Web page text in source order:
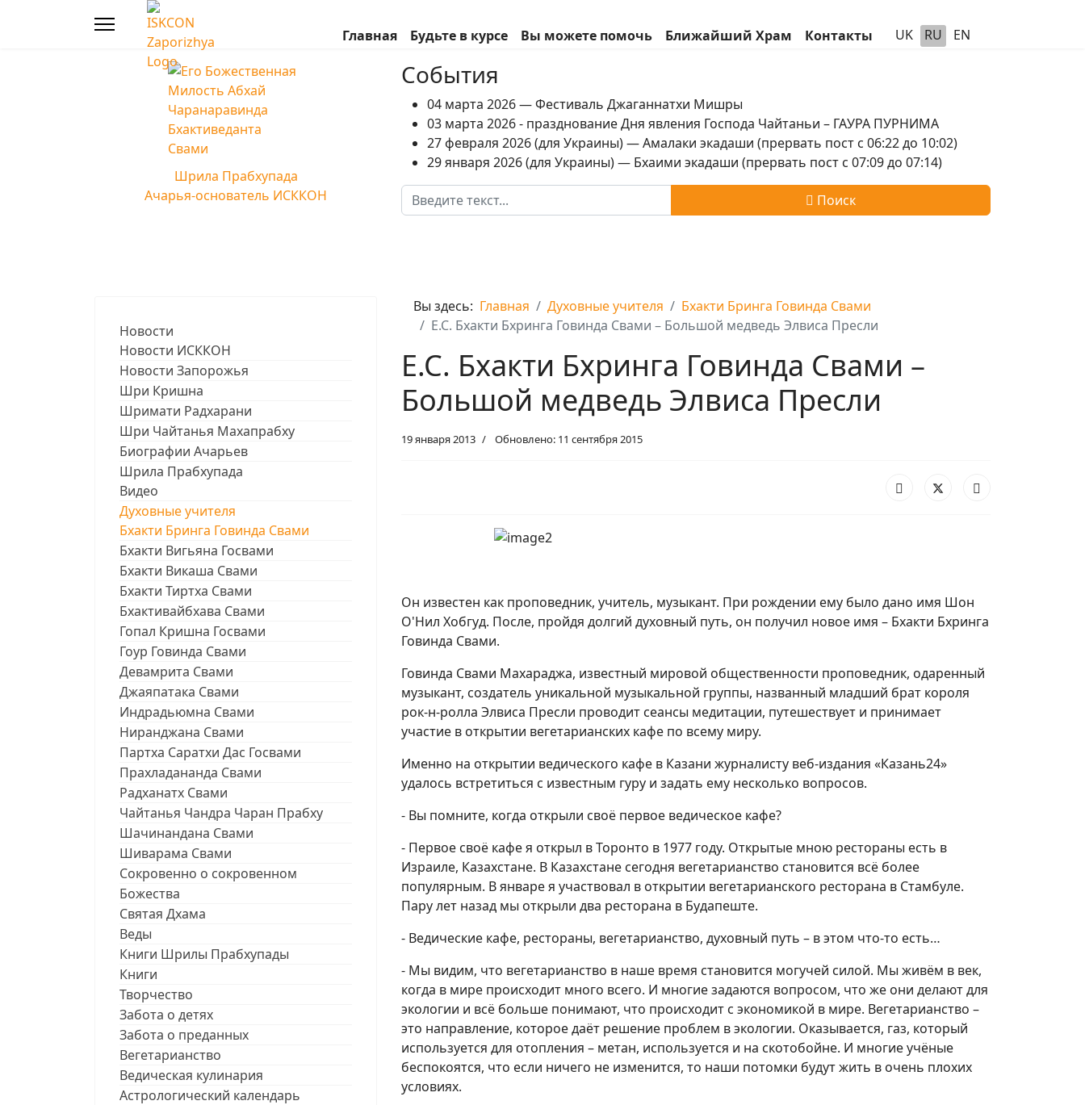
Главная Будьте в курсе Вы можете помочь Ближайший Храм Контакты UK RU EN
Шрила Прабхупада
Ачарья-основатель ИСККОН
События
04 марта 2026 — Фестиваль Джаганнатхи Мишры
03 марта 2026 - празднование Дня явления Господа Чайтаньи – ГАУРА ПУРНИМА
27 февраля 2026 (для Украины) — Амалаки экадаши (прервать пост с 06:22 до 10:02)
29 января 2026 (для Украины) — Бхаими экадаши (прервать пост с 07:09 до 07:14)
Поиск
Поиск
Новости
Новости ИСККОН
Новости Запорожья
Шри Кришна
Шримати Радхарани
Шри Чайтанья Махапрабху
Биографии Ачарьев
Шрила Прабхупада
Видео
Духовные учителя
Бхакти Бринга Говинда Свами
Бхакти Вигьяна Госвами
Бхакти Викаша Свами
Бхакти Тиртха Свами
Бхактивайбхава Свами
Гопал Кришна Госвами
Гоур Говинда Свами
Девамрита Свами
Джаяпатака Свами
Индрадьюмна Свами
Ниранджана Свами
Партха Саратхи Дас Госвами
Прахладананда Свами
Радханатх Свами
Чайтанья Чандра Чаран Прабху
Шачинандана Свами
Шиварама Свами
Сокровенно о сокровенном
Божества
Святая Дхама
Веды
Книги Шрилы Прабхупады
Книги
Творчество
Забота о детях
Забота о преданных
Вегетарианство
Ведическая кулинария
Астрологический календарь
Вы здесь: Главная Духовные учителя
Бхакти Бринга Говинда Свами
Е.С. Бхакти Бхринга Говинда Свами – Большой медведь Элвиса Пресли
Е.С. Бхакти Бхринга Говинда Свами –
Большой медведь Элвиса Пресли
19 января 2013 Обновлено: 11 сентября 2015
Он известен как проповедник, учитель, музыкант. При рождении ему было дано имя Шон
О'Нил Хобгуд. После, пройдя долгий духовный путь, он получил новое имя – Бхакти Бхринга
Говинда Свами.
Говинда Свами Махараджа, известный мировой общественности проповедник, одаренный
музыкант, создатель уникальной музыкальной группы, названный младший брат короля
рок-н-ролла Элвиса Пресли проводит сеансы медитации, путешествует и принимает
участие в открытии вегетарианских кафе по всему миру.
Именно на открытии ведического кафе в Казани журналисту веб-издания «Казань24»
удалось встретиться с известным гуру и задать ему несколько вопросов.
- Вы помните, когда открыли своё первое ведическое кафе?
- Первое своё кафе я открыл в Торонто в 1977 году. Открытые мною рестораны есть в
Израиле, Казахстане. В Казахстане сегодня вегетарианство становится всё более
популярным. В январе я участвовал в открытии вегетарианского ресторана в Стамбуле.
Пару лет назад мы открыли два ресторана в Будапеште.
- Ведические кафе, рестораны, вегетарианство, духовный путь – в этом что-то есть…
- Мы видим, что вегетарианство в наше время становится могучей силой. Мы живём в век,
когда в мире происходит много всего. И многие задаются вопросом, что же они делают для
экологии и всё больше понимают, что происходит с экономикой в мире. Вегетарианство –
это направление, которое даёт решение проблем в экологии. Оказывается, газ, который
используется для отопления – метан, используется и на скотобойне. И многие учёные
беспокоятся, что если ничего не изменится, то наши потомки будут жить в очень плохих
условиях.